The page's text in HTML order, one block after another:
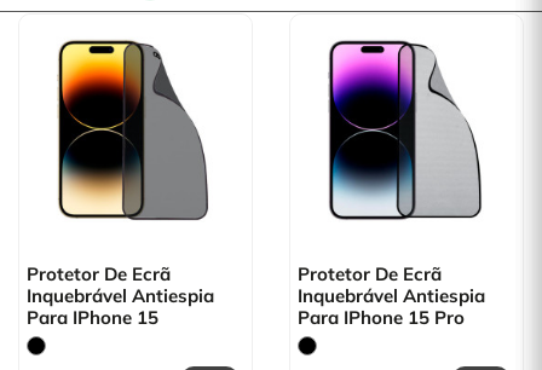
Protetor De Ecrã
Inquebrável Antiespia
Para IPhone 15
Protetor De Ecrã
Inquebrável Antiespia
Para IPhone 15 Pro